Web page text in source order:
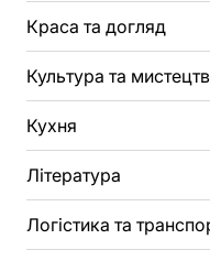
Краса та догляд
Культура та
Кухня
Література
Логістика та